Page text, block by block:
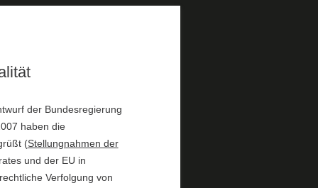
der Bundesregierung
haben die
(Stellungnahmen der
und der EU in
Verfolgung von